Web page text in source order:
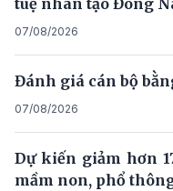
tuệ nhân tạo Đông
07/08/2026
Đánh giá cán bộ
07/08/2026
Dự kiến giảm hơn
mầm non, phổ